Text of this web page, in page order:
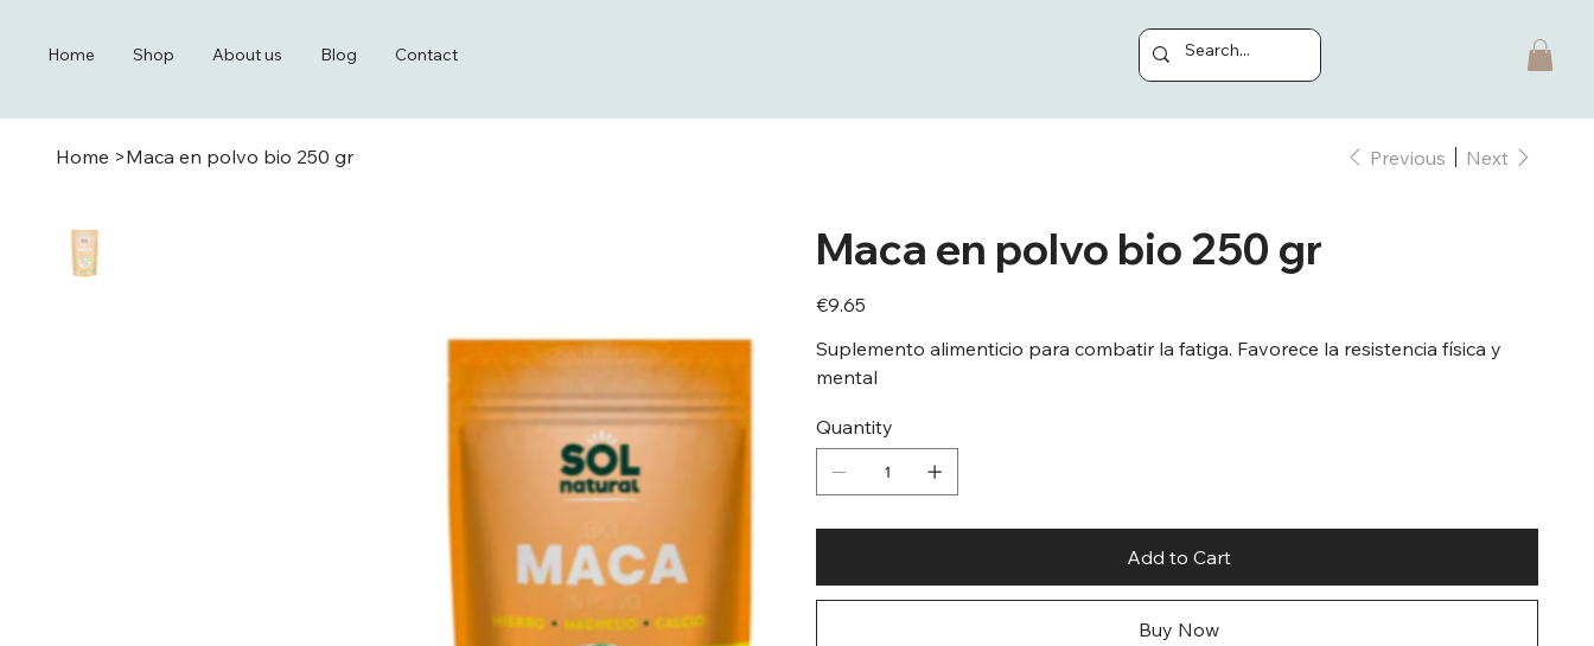
Home Shop About us Blog Contact
Home >Maca en polvo bio 250 gr Previous Next
Maca en polvo bio 250 gr
Price
€9.65
Suplemento alimenticio para combatir la fatiga. Favorece la resistencia física y
mental
Quantity
Add to Cart
Buy Now